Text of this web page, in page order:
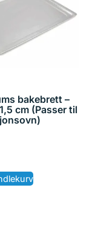
bakebrett –
cm (Passer til